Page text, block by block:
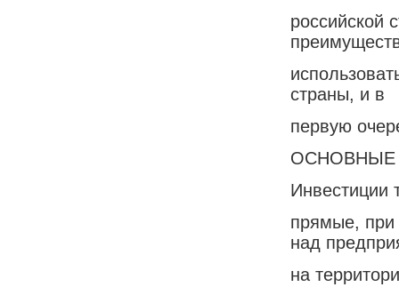
российской
страны, и в
первую
ОСНОВНЫЕ
Инвестиции
прямые, при
над
на